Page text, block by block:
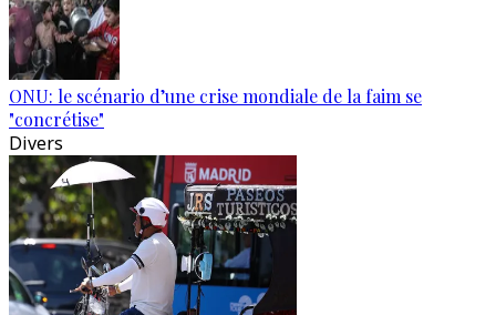
ONU: le scénario d’une crise mondiale de la faim se
"concrétise"
Divers